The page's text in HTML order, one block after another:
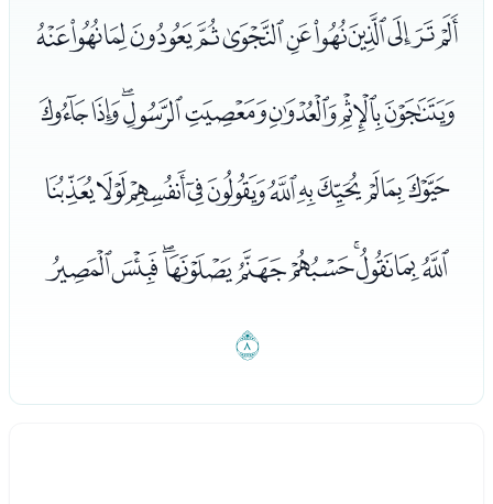
ﮄﮅﮆﮇﮈﮉﮊﮋﮌﮍﮎﮏ
ﮐﮑﮒﮓﮔﮕﮖﮗ
ﮘﮙﮚﮛﮜﮝﮞﮟﮠﮡﮢ
ﮣﮤﮥﮦﮧﮨﮩﮪﮫﮬ
ﮭ